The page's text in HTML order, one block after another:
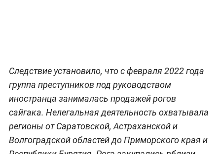
Следствие установило, что с февраля 2022 года
группа преступников под руководством
иностранца занималась продажей рогов
сайгака. Нелегальная деятельность охватывала
регионы от Саратовской, Астраханской и
Волгоградской областей до Приморского края и